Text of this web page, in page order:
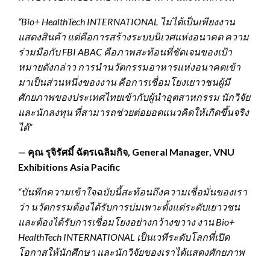
“Bio+ HealthTech INTERNATIONAL ไม่ได้เป็นเพียงงาน
แสดงสินค้า แต่คือการสร้างระบบนิเวศแห่งอนาคต ความ
ร่วมมือกับ FBI ABAC คือภาพสะท้อนที่ชัดเจนของเป้า
หมายดังกล่าว การนำนวัตกรรมอาหารแห่งอนาคตเข้า
มาเป็นส่วนหนึ่งของงาน คือการเชื่อมโยงเยาวชนผู้มี
ศักยภาพของประเทศไทยเข้ากับผู้นำอุตสาหกรรม นักวิจัย
และนักลงทุน ที่สามารถช่วยต่อยอดแนวคิดให้เกิดขึ้นจริง
ได้”
— คุณ รุจิรัศมิ์ ฉัตรเฉลิมกิจ, General Manager, VNU
Exhibitions Asia Pacific
“บันทึกความเข้าใจฉบับนี้สะท้อนถึงความเชื่อมั่นของเรา
ว่า นวัตกรรมต้องได้รับการบ่มเพาะตั้งแต่ระดับเยาวชน
และต้องได้รับการเชื่อมโยงอย่างกว้างขวาง งาน Bio+
HealthTech INTERNATIONAL เป็นเวทีระดับโลกที่เปิด
โอกาสให้นักศึกษา และนักวิจัยของเราได้แสดงศักยภาพ